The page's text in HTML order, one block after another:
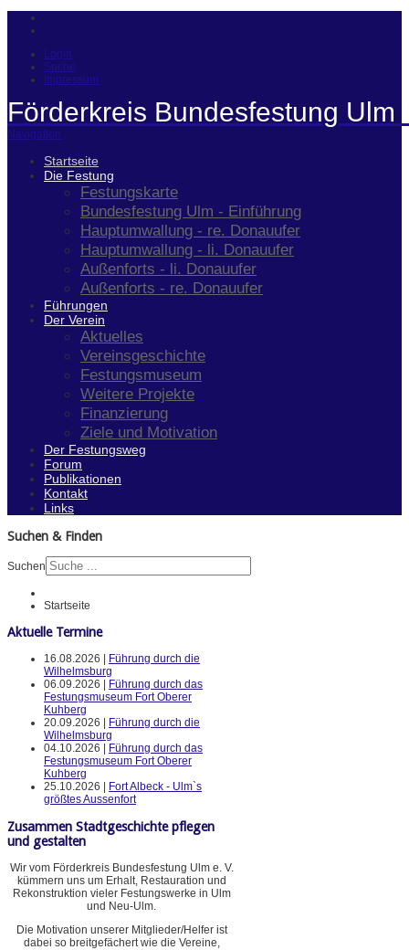
Login
Suche
Impressum
Förderkreis Bundesfestung Ulm
Navigation
Startseite
Die Festung
Festungskarte
Bundesfestung Ulm - Einführung
Hauptumwallung - re. Donauufer
Hauptumwallung - li. Donauufer
Außenforts - li. Donauufer
Außenforts - re. Donauufer
Führungen
Der Verein
Aktuelles
Vereinsgeschichte
Festungsmuseum
Weitere Projekte
Finanzierung
Ziele und Motivation
Der Festungsweg
Forum
Publikationen
Kontakt
Links
Suchen & Finden
Suchen
Startseite
Aktuelle Termine
16.08.2026 |
Führung durch die
Wilhelmsburg
06.09.2026 |
Führung durch das
Festungsmuseum Fort Oberer
Kuhberg
20.09.2026 |
Führung durch die
Wilhelmsburg
04.10.2026 |
Führung durch das
Festungsmuseum Fort Oberer
Kuhberg
25.10.2026 |
Fort Albeck - Ulm`s
größtes Aussenfort
Zusammen Stadtgeschichte pflegen
und gestalten
Wir vom Förderkreis Bundesfestung Ulm e. V.
kümmern uns um Erhalt, Restauration und
Rekonstruktion vieler Festungswerke in Ulm
und Neu-Ulm.
Die Motivation unserer Mitglieder/Helfer ist
dabei so breitgefächert wie die Vereine,